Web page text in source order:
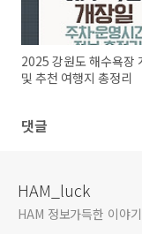
2025 강원도 해수욕장
및 추천 여행지 총정리
댓글
HAM_luck
HAM 정보가득한 이야기